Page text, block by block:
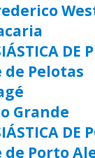
DE
Pelotas
Grande
DE
Porto